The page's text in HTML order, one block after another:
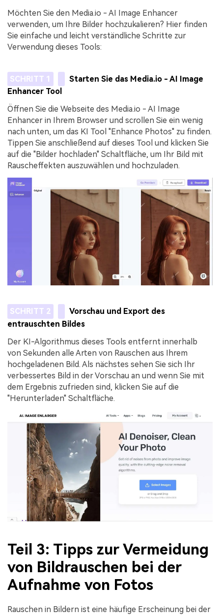
Möchten Sie den Media.io - AI Image Enhancer
verwenden, um Ihre Bilder hochzukalieren? Hier finden
Sie einfache und leicht verständliche Schritte zur
Verwendung dieses Tools:
SCHRITT 1
Starten Sie das Media.io - AI Image
Enhancer Tool
Öffnen Sie die Webseite des Media.io - AI Image
Enhancer in Ihrem Browser und scrollen Sie ein wenig
nach unten, um das KI Tool "Enhance Photos" zu finden.
Tippen Sie anschließend auf dieses Tool und klicken Sie
auf die "Bilder hochladen" Schaltfläche, um Ihr Bild mit
Rauscheffekten auszuwählen und hochzuladen.
SCHRITT 2
Vorschau und Export des
entrauschten Bildes
Der KI-Algorithmus dieses Tools entfernt innerhalb
von Sekunden alle Arten von Rauschen aus Ihrem
hochgeladenen Bild. Als nächstes sehen Sie sich Ihr
verbessertes Bild in der Vorschau an und wenn Sie mit
dem Ergebnis zufrieden sind, klicken Sie auf die
"Herunterladen" Schaltfläche.
Teil 3: Tipps zur Vermeidung
von Bildrauschen bei der
Aufnahme von Fotos
Rauschen in Bildern ist eine häufige Erscheinung bei der